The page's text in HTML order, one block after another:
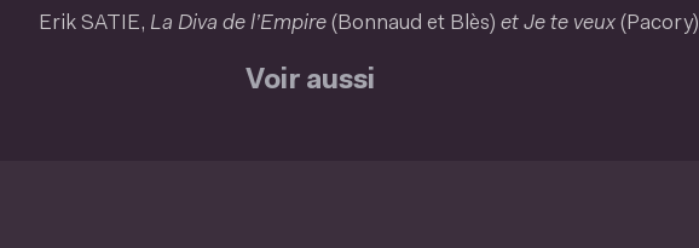
Erik SATIE, La Diva de l’Empire(Bonnaud et Blès) et Je te veux(Pacory)
Voir aussi